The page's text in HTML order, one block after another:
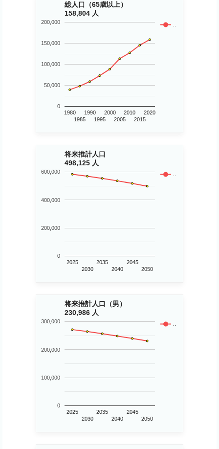
総人口（65歳以上）
158,804 人
..
1980
1985
1990
1995
2000
2005
2010
2015
2020
0
50,000
100,000
150,000
200,000
将来推計人口
498,125 人
..
2025
2030
2035
2040
2045
2050
0
200,000
400,000
600,000
将来推計人口（男）
230,986 人
..
2025
2030
2035
2040
2045
2050
0
100,000
200,000
300,000